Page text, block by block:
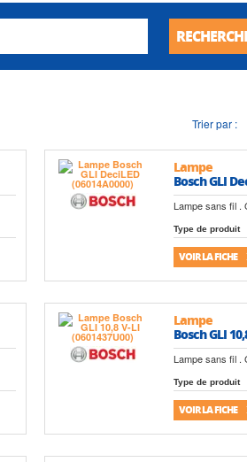
Trier par :
Lampe
Bosch GLI
Lampe sans fil .
Type de produit
VOIR LA FICHE
Lampe
Bosch GLI
Lampe sans fil .
Type de produit
VOIR LA FICHE